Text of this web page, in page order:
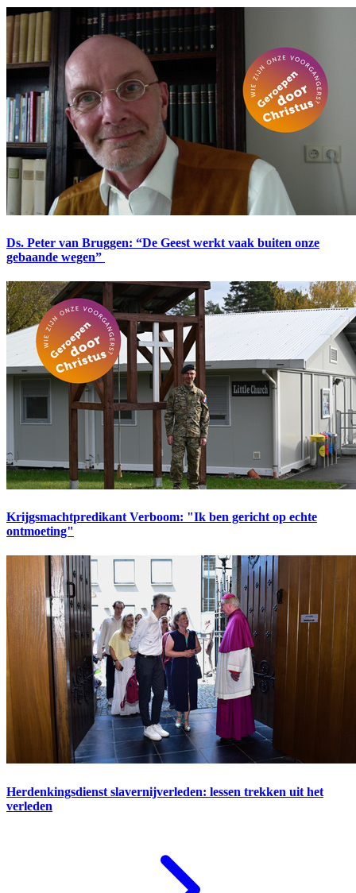
Ds. Peter van Bruggen: “De Geest werkt vaak buiten onze
gebaande wegen”
Krijgsmachtpredikant Verboom: "Ik ben gericht op echte
ontmoeting"
Herdenkingsdienst slavernijverleden: lessen trekken uit het
verleden